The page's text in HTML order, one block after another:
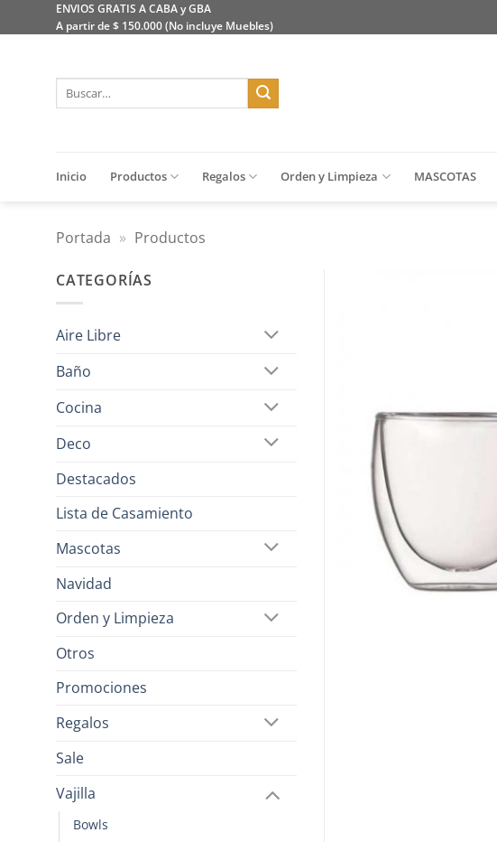
al
ENVIOS GRATIS A CABA y GBA
A partir de $ 150.000 (No incluye Muebles)
Buscar
Inicio Productos Regalos Orden y Limpieza MASCOTAS
Portada » Productos
CATEGORÍAS
Aire Libre
Baño
Cocina
Deco
Destacados
Lista de Casamiento
Mascotas
Navidad
Orden y Limpieza
Otros
Promociones
Regalos
Sale
Vajilla
Bowls